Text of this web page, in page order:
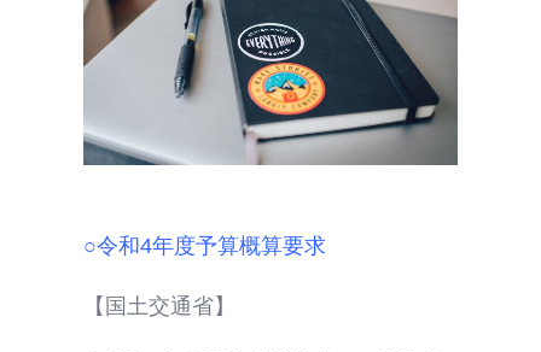
○令和4年度予算概算要求
【国土交通省】